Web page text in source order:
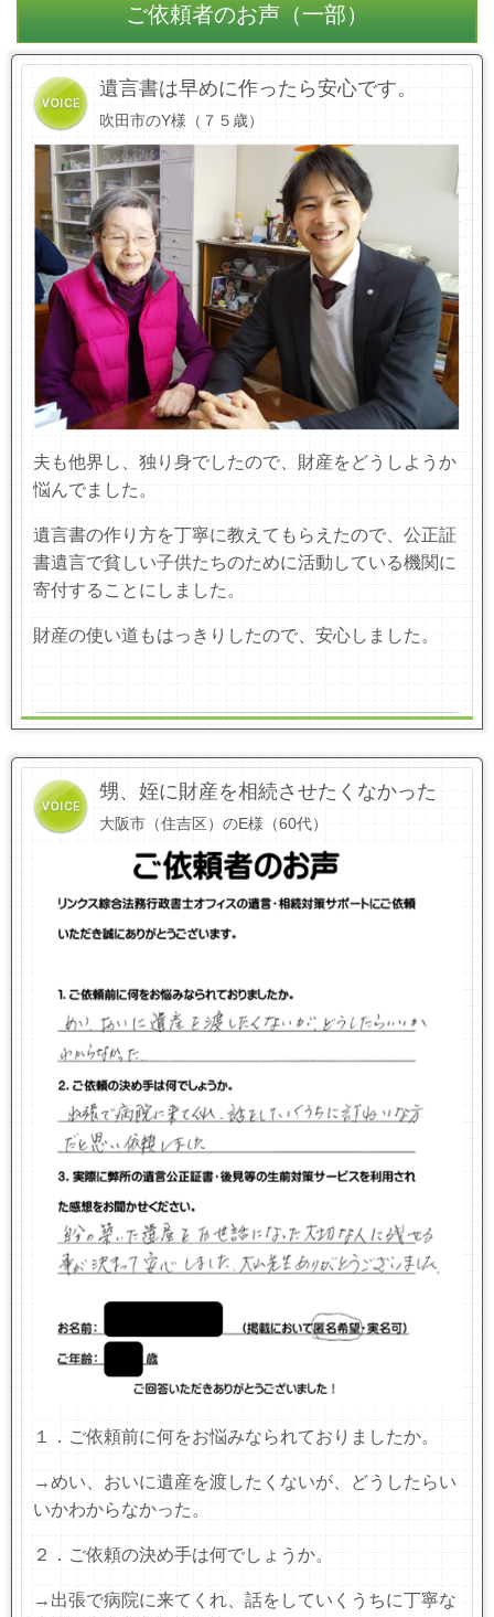
ご依頼者のお声（一部）
遺言書は早めに作ったら安心です。
吹田市のY様（７５歳）
夫も他界し、独り身でしたので、財産をどうしようか
悩んでました。
遺言書の作り方を丁寧に教えてもらえたので、公正証
書遺言で貧しい子供たちのために活動している機関に
寄付することにしました。
財産の使い道もはっきりしたので、安心しました。
甥、姪に財産を相続させたくなかった
大阪市（住吉区）のE様（60代）
１．ご依頼前に何をお悩みなられておりましたか。
→めい、おいに遺産を渡したくないが、どうしたらい
いかわからなかった。
２．ご依頼の決め手は何でしょうか。
→出張で病院に来てくれ、話をしていくうちに丁寧な